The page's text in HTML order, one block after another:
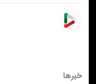
خبرها